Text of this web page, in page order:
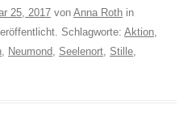
25, 2017 von Anna Roth in
Schlagworte: Aktion,
, Neumond, Seelenort, Stille,